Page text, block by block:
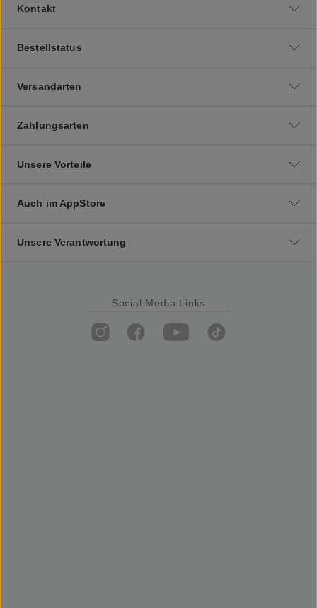
Kontakt
Bestellstatus
Versandarten
Zahlungsarten
Unsere Vorteile
Auch im AppStore
Unsere Verantwortung
Social Media Links